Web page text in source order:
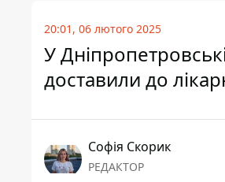
20:01, 06 лютого 2025
У
доставили до
Софія Скорик
РЕДАКТОР